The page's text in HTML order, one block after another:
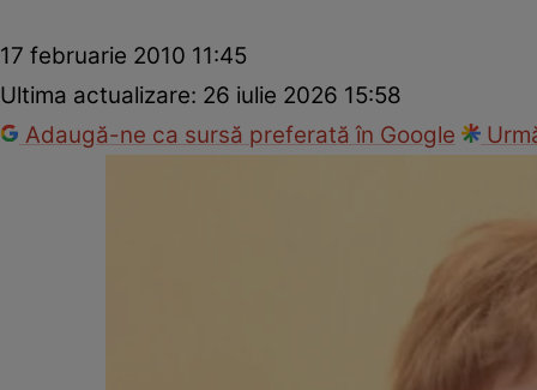
17 februarie 2010 11:45
Ultima actualizare: 26 iulie 2026 15:58
Adaugă-ne ca sursă preferată în Google